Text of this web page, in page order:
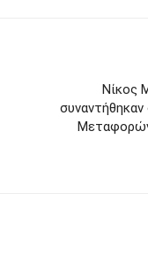
Νίκος